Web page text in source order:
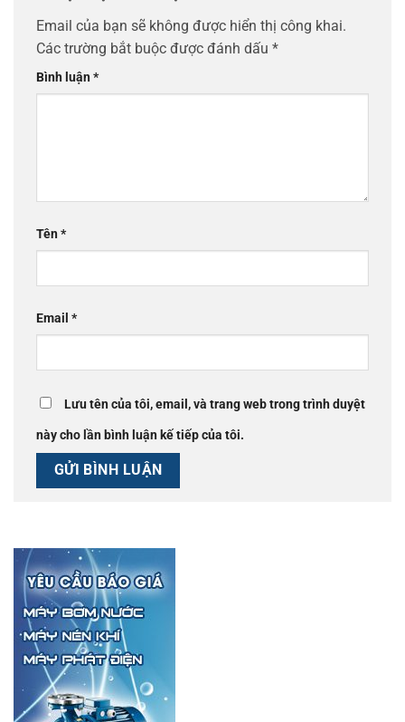
Email của bạn sẽ không được hiển thị công khai.
Các trường bắt buộc được đánh dấu *
Bình luận*
Tên*
Email *
Lưu tên của tôi, email, và trang web trong trình duyệt
này cho lần bình luận kế tiếp của tôi.